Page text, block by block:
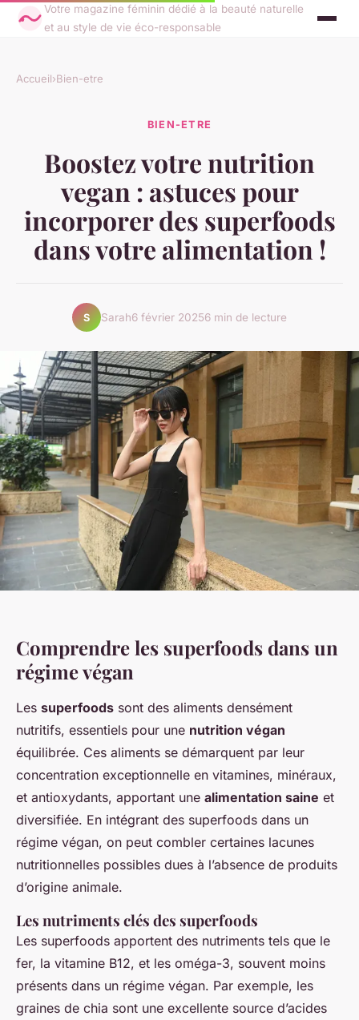
Votre magazine féminin dédié à la beauté naturelle
et au style de vie éco-responsable
Accueil›Bien-etre
BIEN-ETRE
Boostez votre nutrition
vegan : astuces pour
incorporer des superfoods
dans votre alimentation !
S Sarah6 février 20256 min de lecture
Comprendre les superfoods dans un
régime végan
Les superfoods sont des aliments densément
nutritifs, essentiels pour une nutrition végan
équilibrée. Ces aliments se démarquent par leur
concentration exceptionnelle en vitamines, minéraux,
et antioxydants, apportant une alimentation saine et
diversifiée. En intégrant des superfoods dans un
régime végan, on peut combler certaines lacunes
nutritionnelles possibles dues à l’absence de produits
d’origine animale.
Les nutriments clés des superfoods
Les superfoods apportent des nutriments tels que le
fer, la vitamine B12, et les oméga-3, souvent moins
présents dans un régime végan. Par exemple, les
graines de chia sont une excellente source d’acides